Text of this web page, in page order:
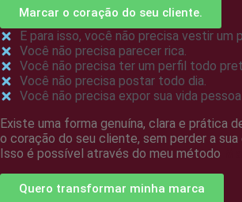
Marcar o coração do seu cliente.
E para isso, você não precisa vestir um
Você não precisa parecer rica.
Você não precisa ter um perfil todo
Você não precisa postar todo dia.
Você não precisa expor sua vida
Existe uma forma genuína, clara e prática
o coração do seu cliente, sem perder a sua
Isso é possível através do meu método
Quero transformar minha marca